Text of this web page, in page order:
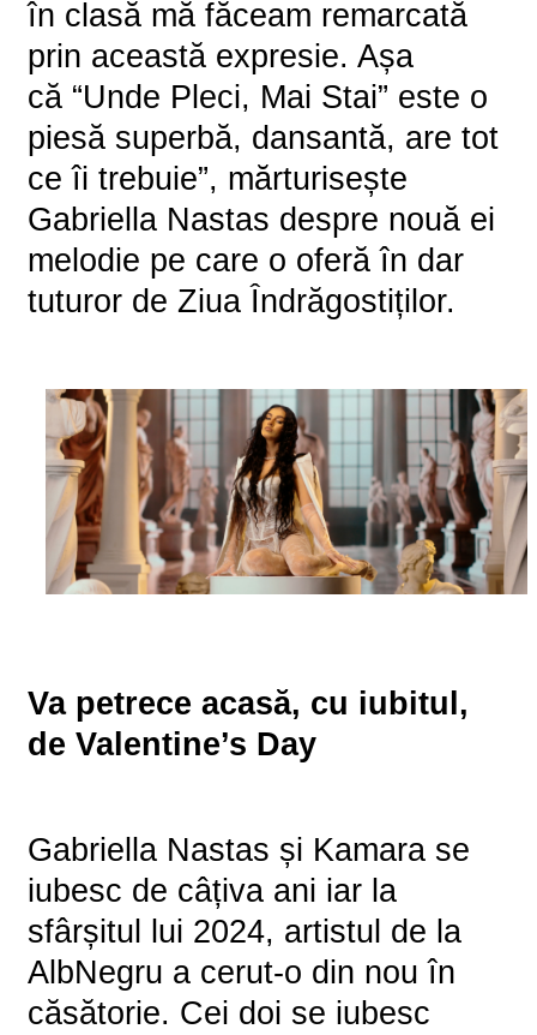
în clasă mă făceam remarcată
prin această expresie. Așa
că “Unde Pleci, Mai Stai” este o
piesă superbă, dansantă, are tot
ce îi trebuie”, mărturisește
Gabriella Nastas despre nouă ei
melodie pe care o oferă în dar
tuturor de Ziua Îndrăgostiților.
Va petrece acasă, cu iubitul,
de Valentine’s Day
Gabriella Nastas și Kamara se
iubesc de câțiva ani iar la
sfârșitul lui 2024, artistul de la
AlbNegru a cerut-o din nou în
căsătorie. Cei doi se iubesc